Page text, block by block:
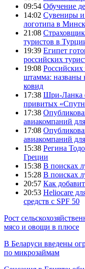
09:54 Обучение
14:02 Сувениры и
логотипа в
21:08 Страховщик
туристов в
19:39 Египет
российских
19:08 Российских
штамма: названы
ковид
17:38 Шри-Ланка
привитых
17:38
авиакомпаний
17:08
авиакомпаний
15:38 Регина
Греции
15:38 В поисках
15:28 В поисках
20:57 Как
20:53 Heliocare
средств с SPF 50
Рост
мясо и овощи в плюсе
В Беларуси введены
по микрозаймам